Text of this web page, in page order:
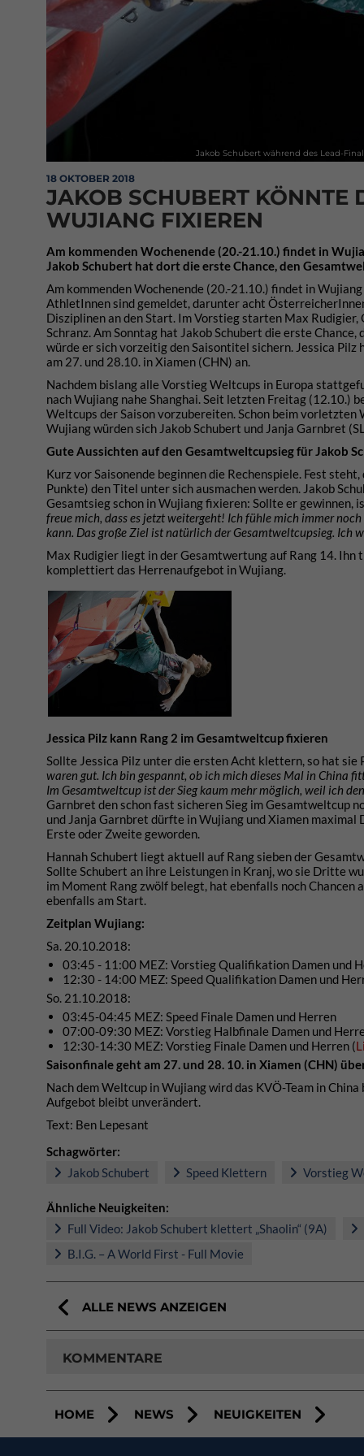
Jakob Schubert während des Lead-
18 OKTOBER 2018
JAKOB SCHUBERT KÖNNTE
WUJIANG FIXIEREN
Am kommenden Wochenende (20.-21.10.) findet in
Jakob Schubert hat dort die erste Chance, den
Am kommenden Wochenende (20.-21.10.) findet in
AthletInnen sind gemeldet, darunter acht
Disziplinen an den Start. Im Vorstieg starten Max Rudigier,
Schranz. Am Sonntag hat Jakob Schubert die erste
würde er sich vorzeitig den Saisontitel sichern. Jessica
am 27. und 28.10. in Xiamen (CHN) an.
Nachdem bislang alle Vorstieg Weltcups in Europa
nach Wujiang nahe Shanghai. Seit letzten Freitag (12.10.)
Weltcups der Saison vorzubereiten. Schon beim
Wujiang würden sich Jakob Schubert und Janja Garnbret
Gute Aussichten auf den Gesamtweltcupsieg für Jakob
Kurz vor Saisonende beginnen die Rechenspiele. Fest
Punkte) den Titel unter sich ausmachen werden. Jakob
Gesamtsieg schon in Wujiang fixieren: Sollte er
freue mich, dass es jetzt weitergeht! Ich fühle mich immer
kann. Das große Ziel ist natürlich der Gesamtweltcupsieg. Ich
Max Rudigier liegt in der Gesamtwertung auf Rang 14.
komplettiert das Herrenaufgebot in Wujiang.
Jessica Pilz kann Rang 2 im Gesamtweltcup fixieren
Sollte Jessica Pilz unter die ersten Acht klettern, so hat
waren gut. Ich bin gespannt, ob ich mich dieses Mal in China
Im Gesamtweltcup ist der Sieg kaum mehr möglich, weil ich
Garnbret den schon fast sicheren Sieg im Gesamtweltcup
und Janja Garnbret dürfte in Wujiang und Xiamen
Erste oder Zweite geworden.
Hannah Schubert liegt aktuell auf Rang sieben der
Sollte Schubert an ihre Leistungen in Kranj, wo sie Dritte
im Moment Rang zwölf belegt, hat ebenfalls noch Chancen
ebenfalls am Start.
Zeitplan Wujiang:
Sa. 20.10.2018:
03:45 - 11:00 MEZ: Vorstieg Qualifikation Damen und
12:30 - 14:00 MEZ: Speed Qualifikation Damen und
So. 21.10.2018:
03:45-04:45 MEZ: Speed Finale Damen und Herren
07:00-09:30 MEZ: Vorstieg Halbfinale Damen und
12:30-14:30 MEZ: Vorstieg Finale Damen und Herren (
Saisonfinale geht am 27. und 28. 10. in Xiamen (CHN)
Nach dem Weltcup in Wujiang wird das KVÖ-Team in
Aufgebot bleibt unverändert.
Text: Ben Lepesant
Schagwörter:
Jakob Schubert
Speed Klettern Vorstieg
Ähnliche Neuigkeiten:
Full Video: Jakob Schubert klettert „Shaolin“ (9A)
B.I.G. – A World First - Full Movie
ALLE NEWS ANZEIGEN
KOMMENTARE
HOME NEWS NEUIGKEITEN